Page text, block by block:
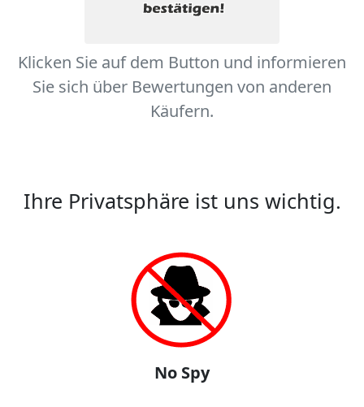
Klicken Sie auf dem Button und informieren
Sie sich über Bewertungen von anderen
Käufern.
Ihre Privatsphäre ist uns wichtig.
No Spy